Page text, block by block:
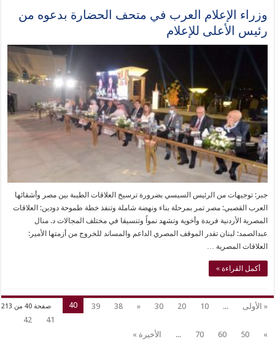
وزراء الإعلام العرب في متحف الحضارة بدعوه من
رئيس الأعلى للإعلام
جبر: توجيهات من الرئيس السيسي بضرورة ترسيخ العلاقات الطيبة بين مصر وأشقائها
العرب القصبي: مصر تمر بمرحلة بناء ونهضة شاملة وتنفذ خطة طموحة دودين: العلاقات
المصرية الأردنية فريدة وأخوية وتشهد نمواً وتنسيقا في مختلف المجالات د. منال
عبدالصمد: لبنان تقدر الموقف المصري الداعم والمساند للخروج من أزمتها الأمير:
العلاقات المصرية …
أكمل القراءة »
صفحة 40 من 213 « الأولى ...
10
20
30
«
38
39
40
41
42
»
50
60
70
... الأخيرة »